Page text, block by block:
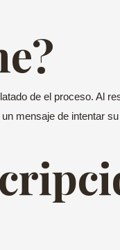
de el proceso. Al
mensaje de intentar